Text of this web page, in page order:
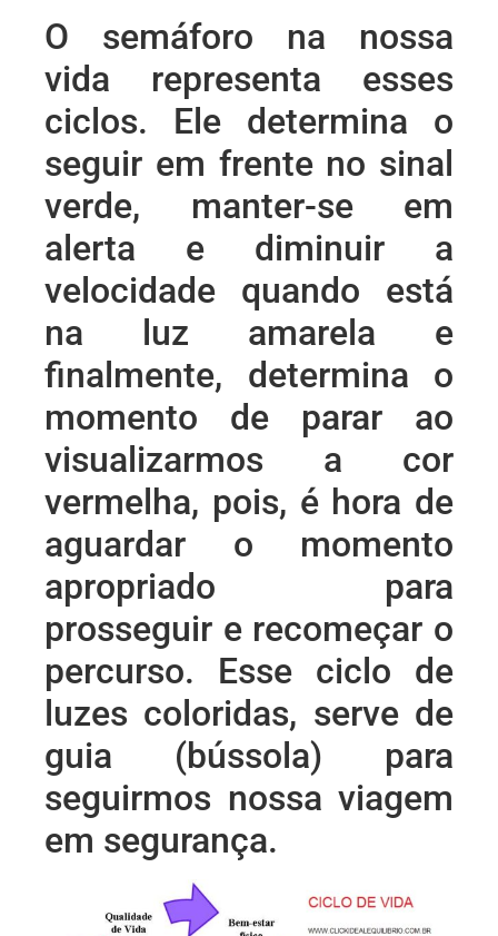
O semáforo na nossa
vida representa esses
ciclos. Ele determina o
seguir em frente no sinal
verde, manter-se em
alerta e diminuir a
velocidade quando está
na luz amarela e
finalmente, determina o
momento de parar ao
visualizarmos a cor
vermelha, pois, é hora de
aguardar o momento
apropriado para
prosseguir e recomeçar o
percurso. Esse ciclo de
luzes coloridas, serve de
guia (bússola) para
seguirmos nossa viagem
em segurança.